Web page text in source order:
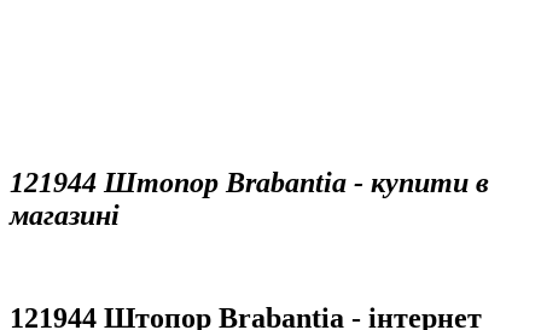
121944 Штопор Brabantia - купити в
магазині
121944 Штопор Brabantia - інтернет